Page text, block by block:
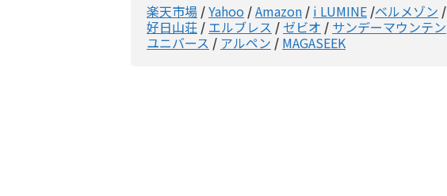
楽天市場 /Yahoo /Amazon / i LUMINE /ベルメゾン /
好日山荘 / エルブレス / ゼビオ / サンデーマウンテン
ユニバース / アルペン / MAGASEEK